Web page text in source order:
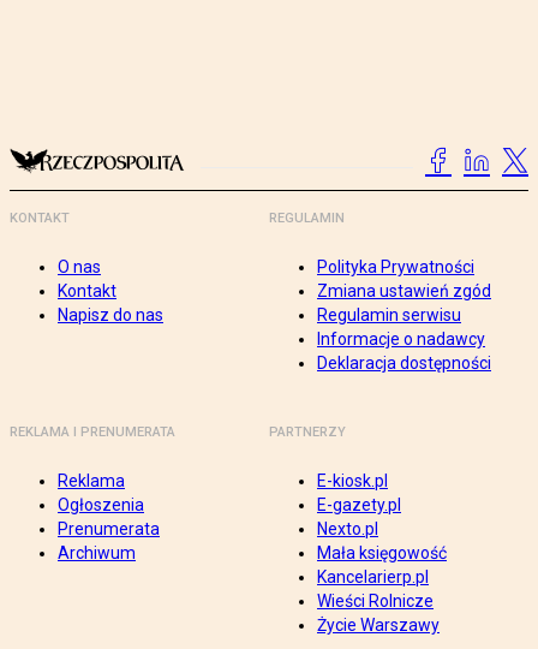
KONTAKT
O nas
Kontakt
Napisz do nas
REGULAMIN
Polityka Prywatności
Zmiana ustawień zgód
Regulamin serwisu
Informacje o nadawcy
Deklaracja dostępności
REKLAMA I PRENUMERATA
Reklama
Ogłoszenia
Prenumerata
Archiwum
PARTNERZY
E-kiosk.pl
E-gazety.pl
Nexto.pl
Mała księgowość
Kancelarierp.pl
Wieści Rolnicze
Życie Warszawy